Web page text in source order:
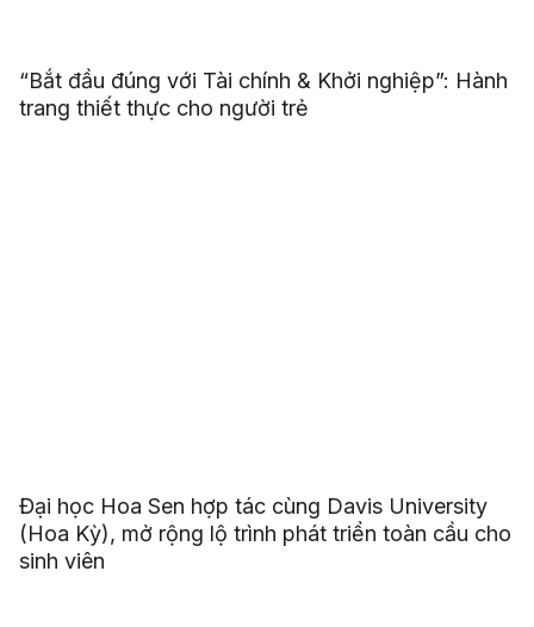
“Bắt đầu đúng với Tài chính & Khởi nghiệp”: Hành
trang thiết thực cho người trẻ
Đại học Hoa Sen hợp tác cùng Davis University
(Hoa Kỳ), mở rộng lộ trình phát triển toàn cầu cho
sinh viên